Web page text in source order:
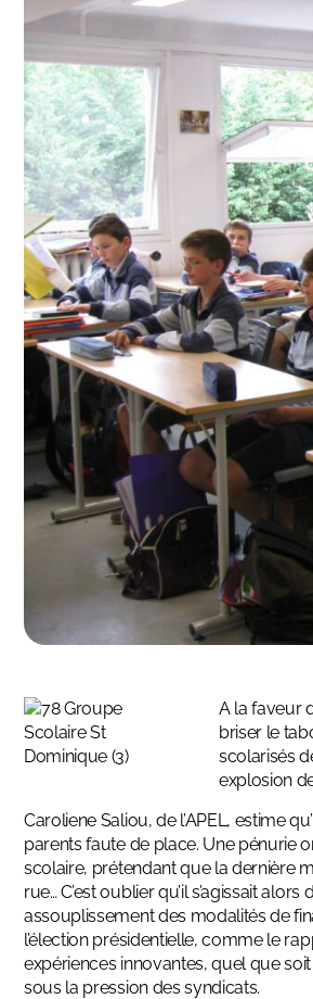
A la faveur
briser le
scolarisés
explosion
Caroliene Saliou, de l’APEL, estime
parents faute de place. Une pénurie
scolaire, prétendant que la dernière
rue… C’est oublier qu’il s’agissait
assouplissement des modalités de
l’élection présidentielle, comme le
expériences innovantes, quel que
sous la pression des syndicats.